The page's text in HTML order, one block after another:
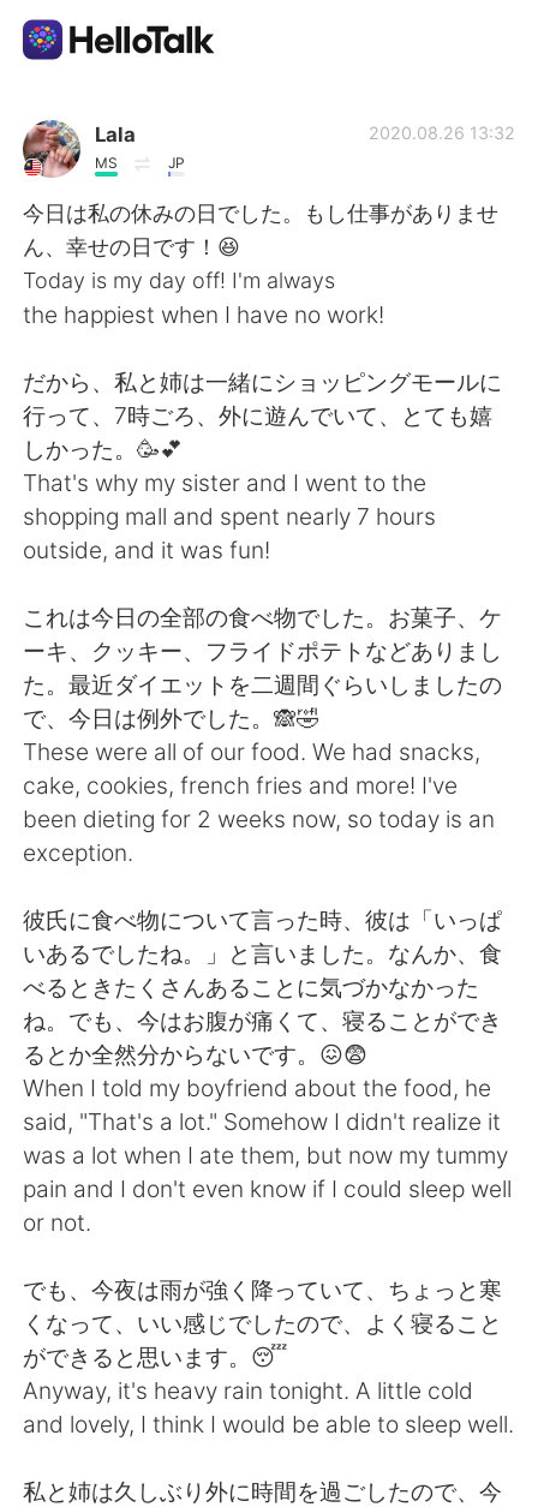
語学交換アプリ
AI Grammar Checker
日本語
繁體中文 Español
العربية Français
Deutsch 한국어
Русский ไทย
Indonesia Italiano
Türkçe Tiếng Việt
Português
Lala
MS JP
2020.08.26 13:32
今日は私の休みの日でした。もし仕事がありませ
ん、幸せの日です！😆
Today is my day off! I'm always
the happiest when I have no work!
だから、私と姉は一緒にショッピングモールに
行って、7時ごろ、外に遊んでいて、とても嬉
しかった。🥳💕
That's why my sister and I went to the
shopping mall and spent nearly 7 hours
outside, and it was fun!
これは今日の全部の食べ物でした。お菓子、ケ
ーキ、クッキー、フライドポテトなどありまし
た。最近ダイエットを二週間ぐらいしましたの
で、今日は例外でした。🙈🤣
These were all of our food. We had snacks,
cake, cookies, french fries and more! I've
been dieting for 2 weeks now, so today is an
exception.
彼氏に食べ物について言った時、彼は「いっぱ
いあるでしたね。」と言いました。なんか、食
べるときたくさんあることに気づかなかった
ね。でも、今はお腹が痛くて、寝ることができ
るとか全然分からないです。😖😨
When I told my boyfriend about the food, he
said, "That's a lot." Somehow I didn't realize it
was a lot when I ate them, but now my tummy
pain and I don't even know if I could sleep well
or not.
でも、今夜は雨が強く降っていて、ちょっと寒
くなって、いい感じでしたので、よく寝ること
ができると思います。😴
Anyway, it's heavy rain tonight. A little cold
and lovely, I think I would be able to sleep well.
私と姉は久しぶり外に時間を過ごしたので、今